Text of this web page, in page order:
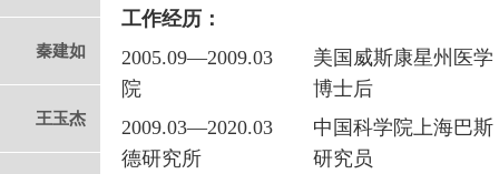
秦建如
王玉杰
工作经历：
2005.09—2009.03 美国威斯康星州医学
院 博士后
2009.03—2020.03 中国科学院上海巴斯
德研究所 研究员